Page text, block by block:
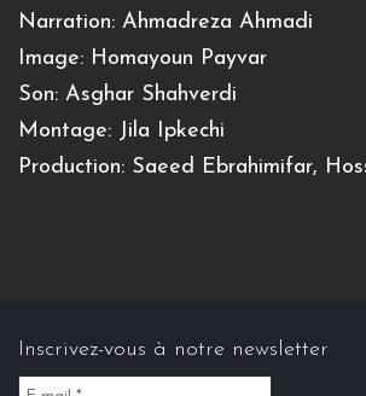
Narration: Ahmadreza Ahmadi
Image: Homayoun Payvar
Son: Asghar Shahverdi
Montage: Jila Ipkechi
Production: Saeed Ebrahimifar,
Inscrivez-vous à notre newsletter